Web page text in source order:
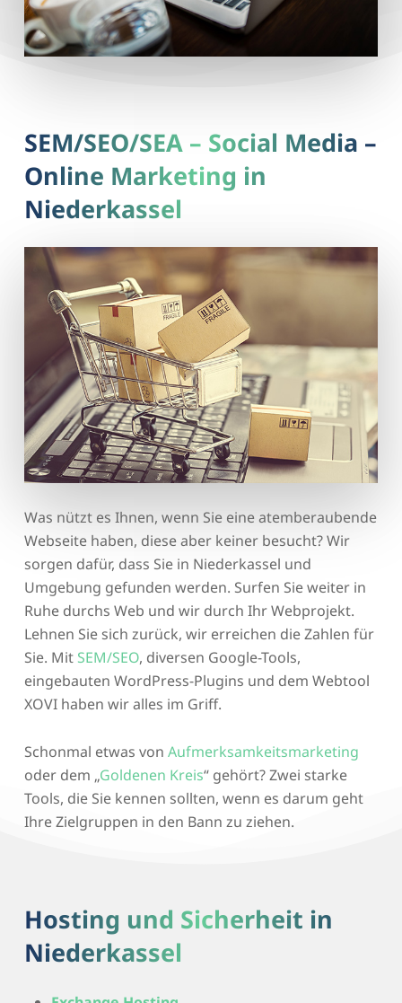
SEM/SEO/SEA – Social Media –
Online Marketing in
Niederkassel
Was nützt es Ihnen, wenn Sie eine atemberaubende
Webseite haben, diese aber keiner besucht? Wir
sorgen dafür, dass Sie in Niederkassel und
Umgebung gefunden werden. Surfen Sie weiter in
Ruhe durchs Web und wir durch Ihr Webprojekt.
Lehnen Sie sich zurück, wir erreichen die Zahlen für
Sie. Mit SEM/SEO, diversen Google-Tools,
eingebauten WordPress-Plugins und dem Webtool
XOVI haben wir alles im Griff.
Schonmal etwas vonAufmerksamkeitsmarketing
oder dem „Goldenen Kreis“ gehört? Zwei starke
Tools, die Sie kennen sollten, wenn es darum geht
Ihre Zielgruppen in den Bann zu ziehen.
Hosting und Sicherheit in
Niederkassel